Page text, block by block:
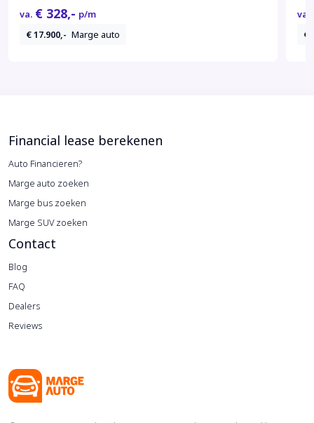
va. € 328,- p/m
€ 17.900,- Marge auto
va.
€
Financial lease berekenen
Auto Financieren?
Marge auto zoeken
Marge bus zoeken
Marge SUV zoeken
Contact
Blog
FAQ
Dealers
Reviews